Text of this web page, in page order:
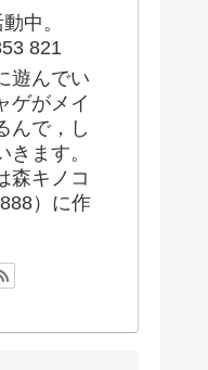
中。
821
遊んでい
ゲがメイ
んで，し
ます。
森キノコ
）に作